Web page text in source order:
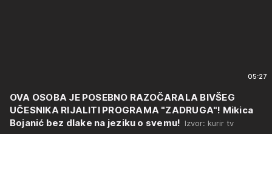
05:27
OVA OSOBA JE POSEBNO RAZOČARALA BIVŠEG
UČESNIKA RIJALITI PROGRAMA "ZADRUGA"! Mikica
Bojanić bez dlake na jeziku o svemu! Izvor: kurir tv